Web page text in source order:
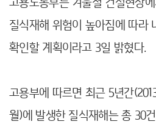
고용노동부는 겨울철 건설현장
질식재해 위험이 높아짐에 따라
확인할 계획이라고 3일 밝혔다.
고용부에 따르면 최근 5년간
월)에 발생한 질식재해는 총 30